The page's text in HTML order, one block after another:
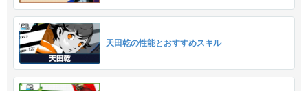
天田乾の性能とおすすめスキル